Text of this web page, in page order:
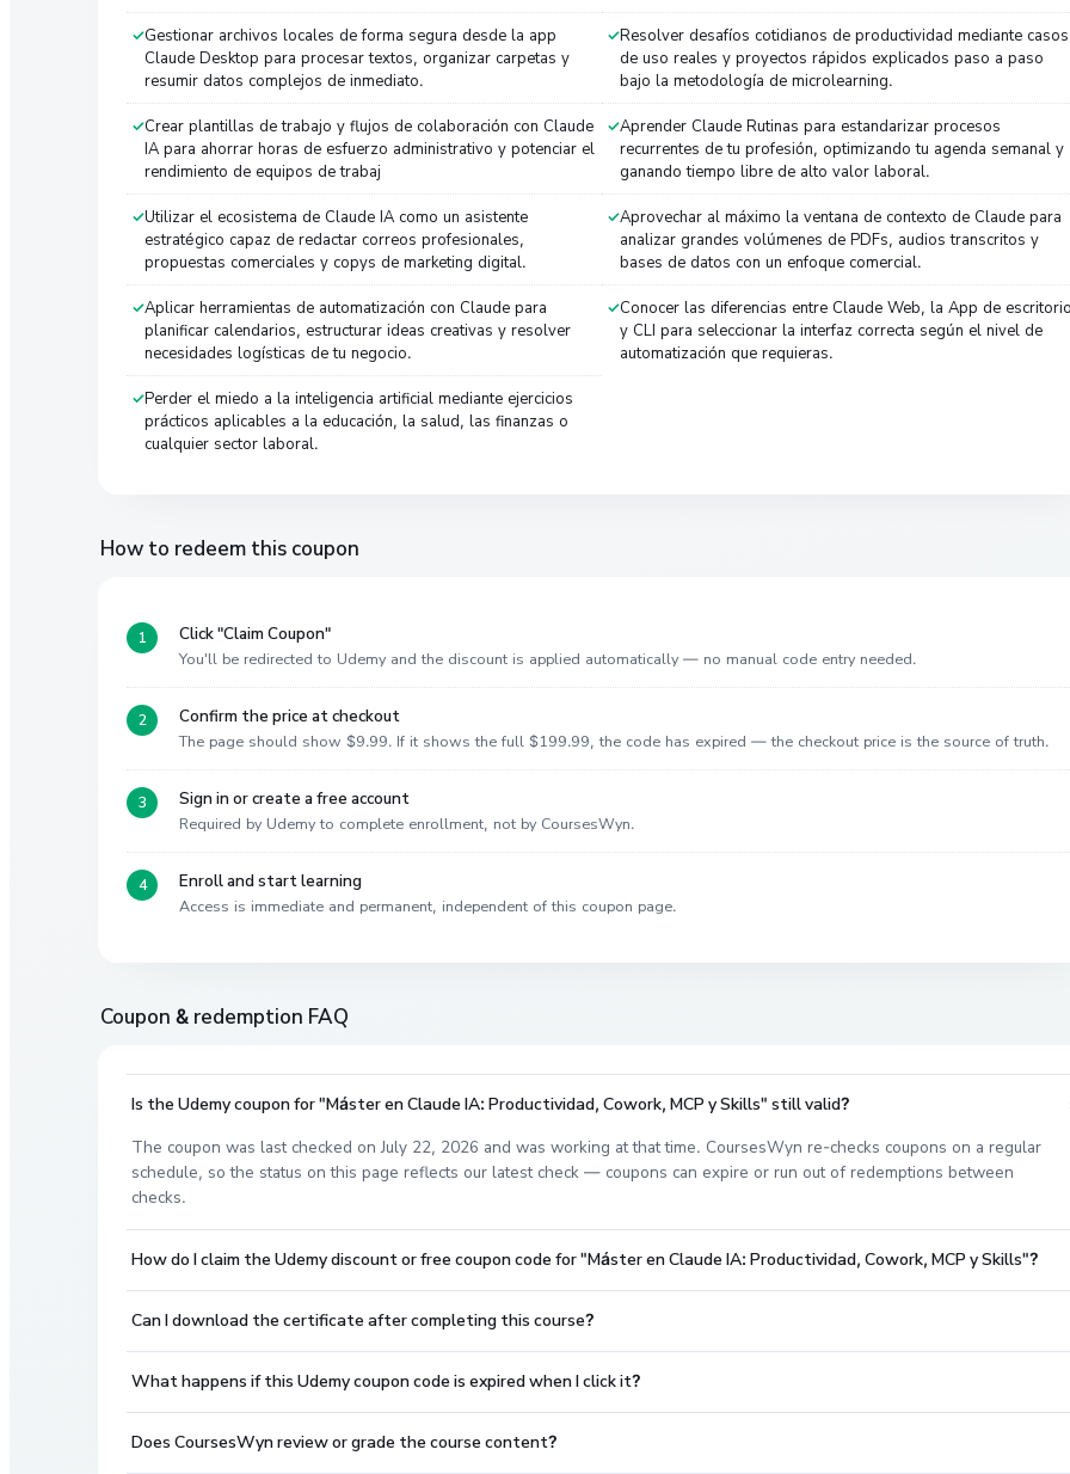
Gestionar archivos locales de forma segura desde la app
Claude Desktop para procesar textos, organizar carpetas y
resumir datos complejos de inmediato.
Resolver desafíos cotidianos de productividad mediante casos
de uso reales y proyectos rápidos explicados paso a paso
bajo la metodología de microlearning.
Crear plantillas de trabajo y flujos de colaboración con Claude
IA para ahorrar horas de esfuerzo administrativo y potenciar el
rendimiento de equipos de trabaj
Aprender Claude Rutinas para estandarizar procesos
recurrentes de tu profesión, optimizando tu agenda semanal y
ganando tiempo libre de alto valor laboral.
Utilizar el ecosistema de Claude IA como un asistente
estratégico capaz de redactar correos profesionales,
propuestas comerciales y copys de marketing digital.
Aprovechar al máximo la ventana de contexto de Claude para
analizar grandes volúmenes de PDFs, audios transcritos y
bases de datos con un enfoque comercial.
Aplicar herramientas de automatización con Claude para
planificar calendarios, estructurar ideas creativas y resolver
necesidades logísticas de tu negocio.
Conocer las diferencias entre Claude Web, la App de
y CLI para seleccionar la interfaz correcta según el nivel de
automatización que requieras.
Perder el miedo a la inteligencia artificial mediante ejercicios
prácticos aplicables a la educación, la salud, las finanzas o
cualquier sector laboral.
How to redeem this coupon
Click "Claim Coupon"
You'll be redirected to Udemy and the discount is applied automatically — no manual code entry needed.
Confirm the price at checkout
The page should show $9.99. If it shows the full $199.99, the code has expired — the checkout price is the source of truth.
Sign in or create a free account
Required by Udemy to complete enrollment, not by CoursesWyn.
Enroll and start learning
Access is immediate and permanent, independent of this coupon page.
Coupon & redemption FAQ
Is the Udemy coupon for "Máster en Claude IA: Productividad, Cowork, MCP y Skills" still valid?
The coupon was last checked on July 22, 2026 and was working at that time. CoursesWyn re-checks coupons on a regular
schedule, so the status on this page reflects our latest check — coupons can expire or run out of redemptions between
checks.
How do I claim the Udemy discount or free coupon code for "Máster en Claude IA: Productividad, Cowork, MCP y Skills"?
Can I download the certificate after completing this course?
What happens if this Udemy coupon code is expired when I click it?
Does CoursesWyn review or grade the course content?